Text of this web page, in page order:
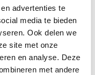
advertenties te
media te bieden
Ook delen we
site met onze
en analyse. Deze
met andere
D
e
e
D
e
l
S
h
r
e